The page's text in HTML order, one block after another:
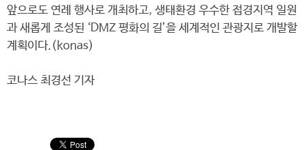
앞으로도 연례 행사로 개최하고, 생태환경 우수한 접경지역 일원
과 새롭게 조성된 ‘DMZ 평화의 길’을 세계적인 관광지로 개발할
계획이다.(konas)
코나스 최경선 기자